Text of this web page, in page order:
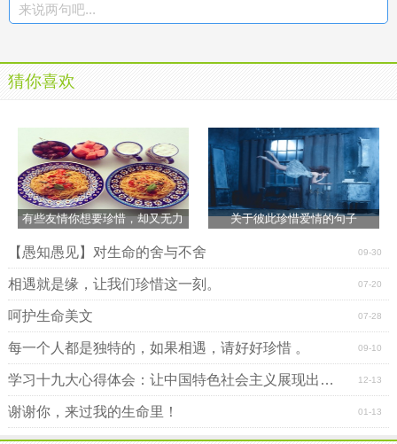
来说两句吧...
猜你喜欢
有些友情你想要珍惜，却又无力 关于彼此珍惜爱情的句子
09-30
【愚知愚见】对生命的舍与不舍
07-20
相遇就是缘，让我们珍惜这一刻。
07-28
呵护生命美文
09-10
每一个人都是独特的，如果相遇，请好好珍惜 。
12-13
学习十九大心得体会：让中国特色社会主义展现出更加强大的生命力
01-13
谢谢你，来过我的生命里！